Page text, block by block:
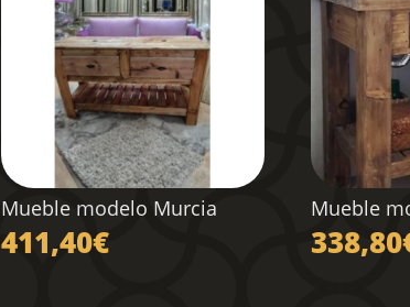
Mueble modelo Murcia
411,40€
Mueble
338,80